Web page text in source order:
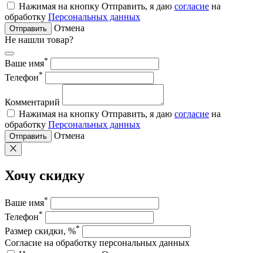
Нажимая на кнопку Отправить, я даю согласие на
обработку Персональных данных
Отправить
Отмена
Не нашли товар?
Ваше имя*
Телефон*
Комментарий
Нажимая на кнопку Отправить, я даю согласие на
обработку Персональных данных
Отправить Отмена
Хочу скидку
Ваше имя*
Телефон*
Размер скидки, %*
Согласие на обработку персональных данных